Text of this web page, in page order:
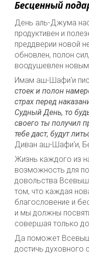
Бесценный
День аль-Джума
продуктивен и
преддверии новой
обновлен, полон
воодушевлен
Имам аш-Шафи‘и
стоек и полон
страх перед
Судный День, то
своего ты получил
тебе даст, будут
Диван аш-Шафи‘и,
Жизнь каждого из
возможность для
довольства
том, что каждая
благословение и
и мы должны
совершая только
Да поможет
достичь духовного